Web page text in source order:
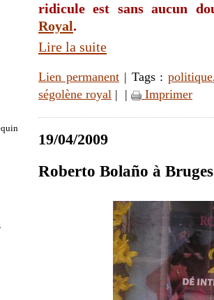
ridicule est sans aucun
Royal.
Lire la suite
Lien permanent| Tags :politique
ségolène royal | | Imprimer
19/04/2009
Roberto Bolaño à Bruges